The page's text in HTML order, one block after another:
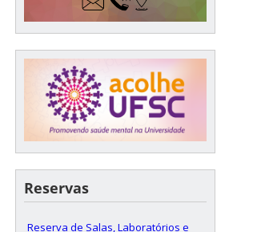
Reservas
Reserva de Salas, Laboratórios e